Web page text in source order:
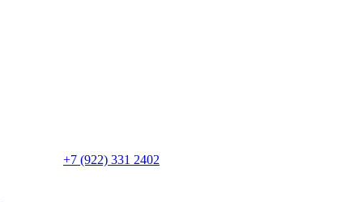
+7 (922) 331 2402